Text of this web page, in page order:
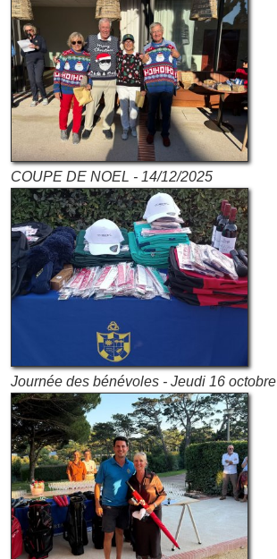
COUPE DE NOEL - 14/12/2025
Journée des bénévoles - Jeudi 16 octobre